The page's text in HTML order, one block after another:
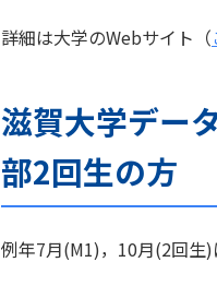
詳細は大学のWebサイト（
滋賀大学デー
部2回生の方
例年7月(M1)，10月(2回生)